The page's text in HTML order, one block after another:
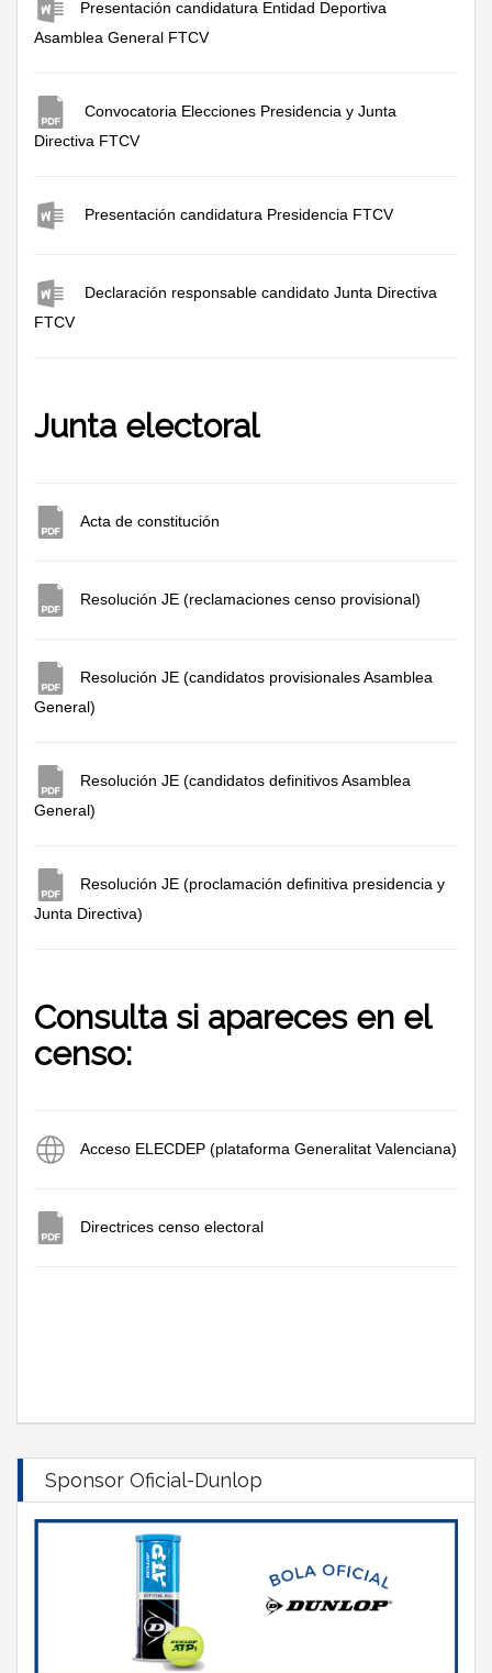
Presentación candidatura Entidad Deportiva
Asamblea General FTCV
Convocatoria Elecciones Presidencia y Junta
Directiva FTCV
Presentación candidatura Presidencia FTCV
Declaración responsable candidato Junta Directiva
FTCV
Junta electoral
Acta de constitución
Resolución JE (reclamaciones censo provisional)
Resolución JE (candidatos provisionales Asamblea
General)
Resolución JE (candidatos definitivos Asamblea
General)
Resolución JE (proclamación definitiva presidencia y
Junta Directiva)
Consulta si apareces en el
censo:
Acceso ELECDEP (plataforma Generalitat Valenciana)
Directrices censo electoral
Sponsor Oficial-Dunlop